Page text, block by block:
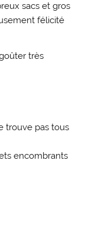
sacs et gros
félicité
très
trouve pas tous
encombrants